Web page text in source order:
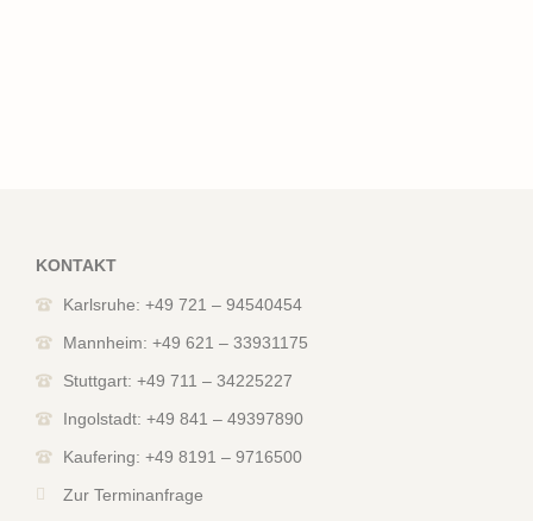
KONTAKT
Karlsruhe: +49 721 – 94540454
Mannheim: +49 621 – 33931175
Stuttgart: +49 711 – 34225227
Ingolstadt: +49 841 – 49397890
Kaufering: +49 8191 – 9716500
Zur Terminanfrage